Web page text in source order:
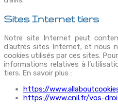
Sites Internet tiers
Notre site Internet peut
d’autres sites Internet, et nous
cookies utilisés par ces sites.
informations relatives à
tiers. En savoir plus :
https://
https://www.cnil.fr/vos-